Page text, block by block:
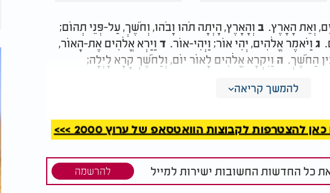
וְאֵת הָאָרֶץ.ב וְהָאָרֶץ, הָיְתָה תֹהוּ וָבֹהוּ, וְחֹשֶׁךְ, עַל-פְּנֵי תְהוֹם;
ג וַיֹּאמֶר אֱלֹהִים, יְהִי אוֹר; וַיְהִי-אוֹר.ד וַיַּרְא אֱלֹהִים אֶת-הָאוֹר,
הַחֹשֶׁךְ. ה וַיִּקְרָא אֱלֹהִים לָאוֹר יוֹם, וְלַחֹשֶׁךְ קָרָא לָיְלָה;
להמשך קריאה
להצטרפות לקבוצות הוואטסאפ של ערוץ 2000 >>>
כל החדשות החשובות ישירות למייל להרשמה